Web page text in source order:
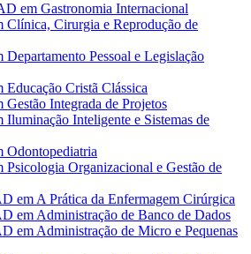
em Gastronomia Internacional
Clínica, Cirurgia e Reprodução de
Departamento Pessoal e Legislação
Educação Cristã Clássica
Gestão Integrada de Projetos
Iluminação Inteligente e Sistemas de
Odontopediatria
Psicologia Organizacional e Gestão de
em A Prática da Enfermagem Cirúrgica
em Administração de Banco de Dados
em Administração de Micro e Pequenas